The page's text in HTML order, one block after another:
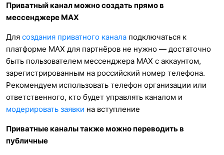
Приватный канал можно создать прямо в
мессенджере МАХ
Для создания приватного канала подключаться к
платформе МАХ для партнёров не нужно — достаточно
быть пользователем мессенджера МАХ с аккаунтом,
зарегистрированным на российский номер телефона.
Рекомендуем использовать телефон организации или
ответственного, кто будет управлять каналом и
модерировать заявки на вступление
Приватные каналы также можно переводить в
публичные